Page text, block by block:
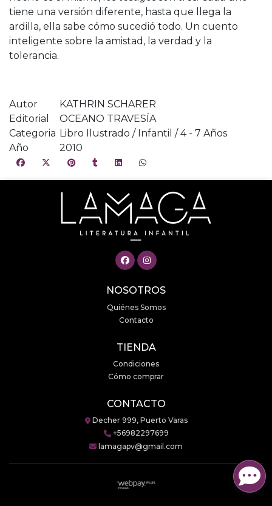
tiene una versión diferente, hasta que llega la
ardilla, ella sabe cómo sucedió todo. Un cuento
inteligente sobre la amistad, la verdad y la
tolerancia.
Autor
KATHRIN SCHARER
Editorial
OCEANO TRAVESÍA
Categoria Libro Ilustrado / Infantil / 4 - 7 Años
Año
2010
NOSOTROS
Quiénes Somos
Contacto
TIENDA
Condiciones
Cómo comprar
CONTACTO
Decher 999, Puerto Varas
+56982297699
lamagapv@gmail.com